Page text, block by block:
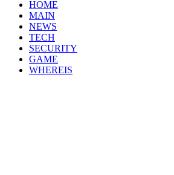
HOME
MAIN
NEWS
TECH
SECURITY
GAME
WHEREIS